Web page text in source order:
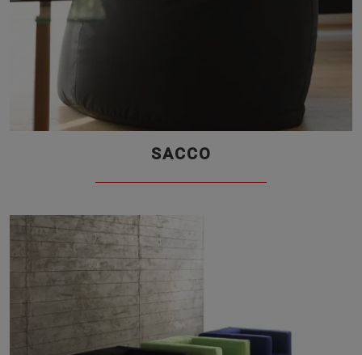
SACCO